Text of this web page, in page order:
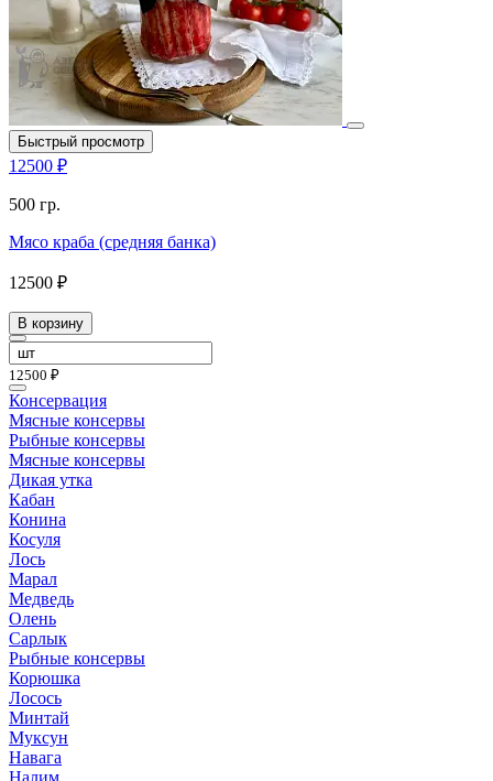
Быстрый просмотр
12500 ₽
500 гр.
Мясо краба (средняя банка)
12500 ₽
В корзину
12500 ₽
Консервация
Мясные консервы
Рыбные консервы
Мясные консервы
Дикая утка
Кабан
Конина
Косуля
Лось
Марал
Медведь
Олень
Сарлык
Рыбные консервы
Корюшка
Лосось
Минтай
Муксун
Навага
Налим